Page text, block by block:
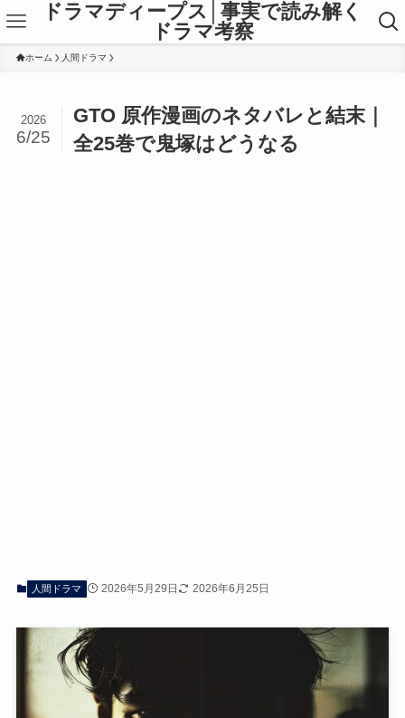
ドラマディープス│事実で読み解く
ドラマ考察
ホーム 人間ドラマ
GTO 原作漫画のネタバレと結末｜
全25巻で鬼塚はどうなる
2026
6/25
人間ドラマ 2026年5月29日 2026年6月25日